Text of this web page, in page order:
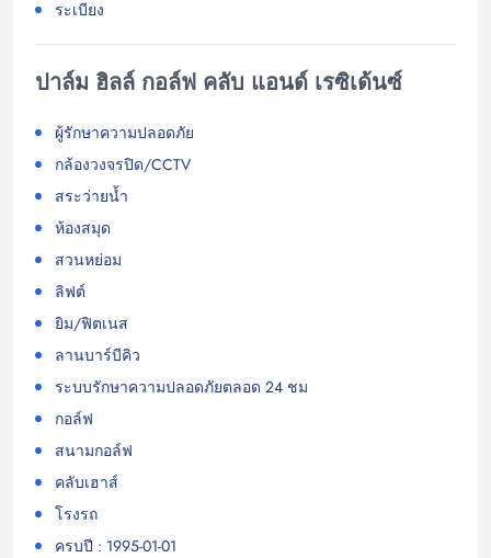
ระเบียง
ปาล์ม ฮิลล์ กอล์ฟ คลับ แอนด์ เรซิเด้นซ์
ผู้รักษาความปลอดภัย
กล้องวงจรปิด/CCTV
สระว่ายน้ำ
ห้องสมุด
สวนหย่อม
ลิฟต์
ยิม/ฟิตเนส
ลานบาร์บีคิว
ระบบรักษาความปลอดภัยตลอด 24 ชม
กอล์ฟ
สนามกอล์ฟ
คลับเฮาส์
โรงรถ
ครบปี : 1995-01-01